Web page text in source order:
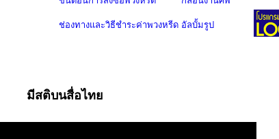
ช่องทางและวิธีชำระค่าพวงหรีด อัลบั้มรูป
มีสติบนสื่อไทย